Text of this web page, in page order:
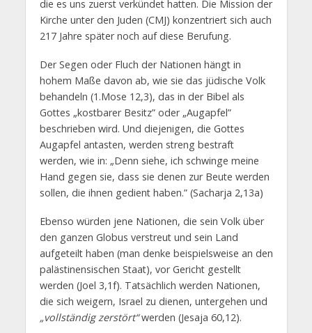
die es uns zuerst verkündet hatten. Die Mission der
Kirche unter den Juden (CMJ) konzentriert sich auch
217 Jahre später noch auf diese Berufung.
Der Segen oder Fluch der Nationen hängt in
hohem Maße davon ab, wie sie das jüdische Volk
behandeln (1.Mose 12,3), das in der Bibel als
Gottes „kostbarer Besitz” oder „Augapfel”
beschrieben wird. Und diejenigen, die Gottes
Augapfel antasten, werden streng bestraft
werden, wie in: „Denn siehe, ich schwinge meine
Hand gegen sie, dass sie denen zur Beute werden
sollen, die ihnen gedient haben.” (Sacharja 2,13a)
Ebenso würden jene Nationen, die sein Volk über
den ganzen Globus verstreut und sein Land
aufgeteilt haben (man denke beispielsweise an den
palästinensischen Staat), vor Gericht gestellt
werden (Joel 3,1f). Tatsächlich werden Nationen,
die sich weigern, Israel zu dienen, untergehen und
„vollständig zerstört“werden (Jesaja 60,12).